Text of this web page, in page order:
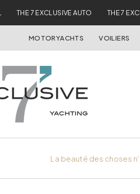
THE 7 EXCLUSIVE AUTO THE 7
MOTORYACHTS VOILIERS
La beauté des choses